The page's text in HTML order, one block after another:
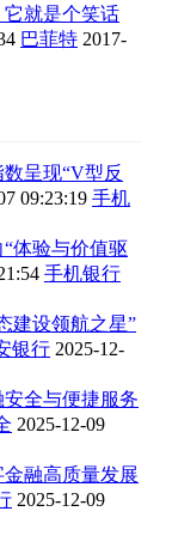
就是个笑话
巴菲特 2017-
呈现“V型反
09:23:19 手机
体验与价值驱
手机银行
建设领航之星”
银行 2025-12-
全与便捷服务
2025-12-09
融高质量发展
2025-12-09